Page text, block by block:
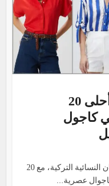
للصيف إكتشفي أحلى 20
كاجول
إكتشفي تشكيلة صيف 2025 من القمصان النسائية التركية، مع 20
عصرية...